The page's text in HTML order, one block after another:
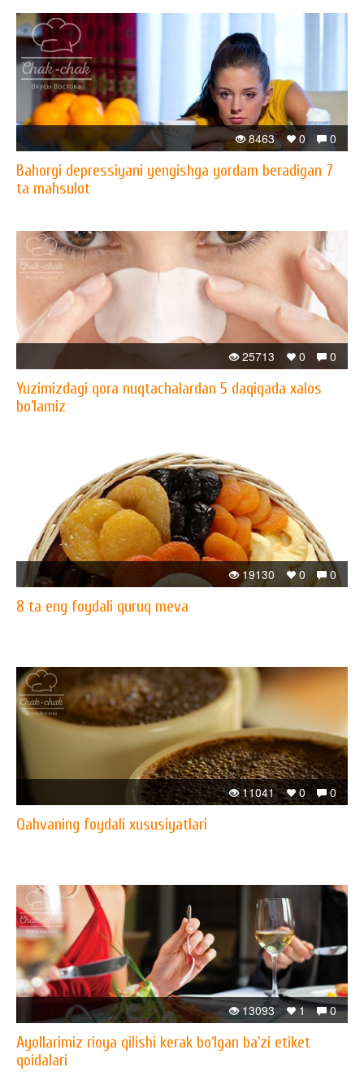
0
0
8463
Bahorgi depressiyani yengishga yordam beradigan 7
ta mahsulot
0
0
25713
Yuzimizdagi qora nuqtachalardan 5 daqiqada xalos
bo‘lamiz
0
0
19130
8 ta eng foydali quruq meva
0
0
11041
Qahvaning foydali xususiyatlari
0
1
13093
Ayollarimiz rioya qilishi kerak bo‘lgan ba’zi etiket
qoidalari